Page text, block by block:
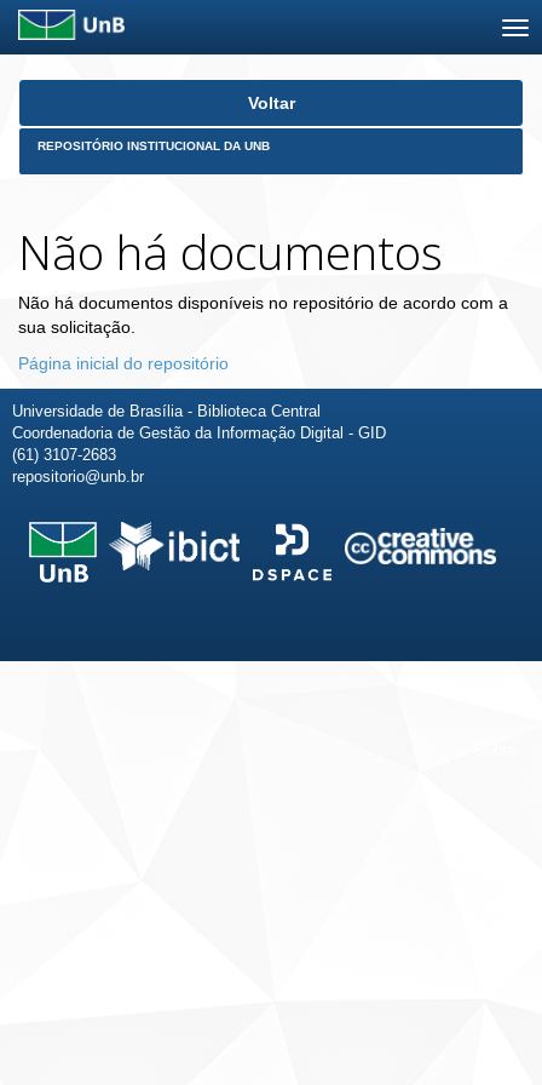
Skip
Voltar
REPOSITÓRIO INSTITUCIONAL DA UNB
Não há documentos
Não há documentos disponíveis no repositório de acordo com a
sua solicitação.
Página inicial do repositório
Universidade de Brasília - Biblioteca Central
Coordenadoria de Gestão da Informação Digital - GID
(61) 3107-2683
repositorio@unb.br